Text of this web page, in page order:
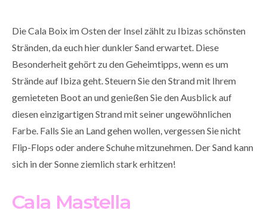
Die Cala Boix im Osten der Insel zählt zu Ibizas schönsten
Stränden, da euch hier dunkler Sand erwartet. Diese
Besonderheit gehört zu den Geheimtipps, wenn es um
Strände auf Ibiza geht. Steuern Sie den Strand mit Ihrem
gemieteten Boot an und genießen Sie den Ausblick auf
diesen einzigartigen Strand mit seiner ungewöhnlichen
Farbe. Falls Sie an Land gehen wollen, vergessen Sie nicht
Flip-Flops oder andere Schuhe mitzunehmen. Der Sand kann
sich in der Sonne ziemlich stark erhitzen!
Cala Mastella